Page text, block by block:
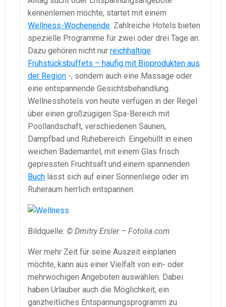
kennenlernen möchte, startet mit einem
Wellness-Wochenende. Zahlreiche Hotels bieten
spezielle Programme für zwei oder drei Tage an.
Dazu gehören nicht nur reichhaltige
Frühstücksbuffets – häufig mit Bioprodukten aus
der Region -, sondern auch eine Massage oder
eine entspannende Gesichtsbehandlung.
Wellnesshotels von heute verfügen in der Regel
über einen großzügigen Spa-Bereich mit
Poollandschaft, verschiedenen Saunen,
Dampfbad und Ruhebereich. Eingehüllt in einen
weichen Bademantel, mit einem Glas frisch
gepressten Fruchtsaft und einem spannenden
Buch lässt sich auf einer Sonnenliege oder im
Ruheraum herrlich entspannen.
Bildquelle: © Dmitry Ersler – Fotolia.com
Wer mehr Zeit für seine Auszeit einplanen
möchte, kann aus einer Vielfalt von ein- oder
mehrwöchigen Angeboten auswählen. Dabei
haben Urlauber auch die Möglichkeit, ein
ganzheitliches Entspannungsprogramm zu